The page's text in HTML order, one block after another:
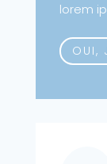
lorem
OUI,